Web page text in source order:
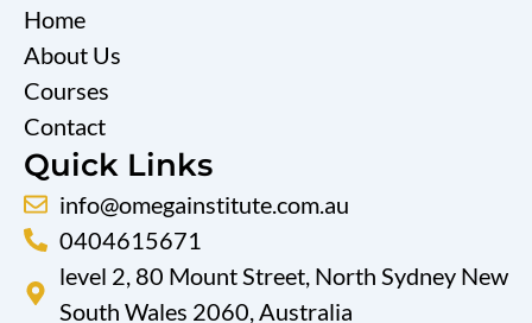
Home
About Us
Courses
Contact
Quick Links
info@omegainstitute.com.au
0404615671
level 2, 80 Mount Street, North Sydney New
South Wales 2060, Australia